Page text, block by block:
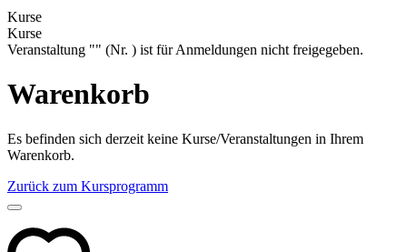
Kurse
Kurse
Veranstaltung "" (Nr. ) ist für Anmeldungen nicht freigegeben.
Warenkorb
Es befinden sich derzeit keine Kurse/Veranstaltungen in Ihrem
Warenkorb.
Zurück zum Kursprogramm